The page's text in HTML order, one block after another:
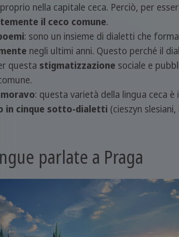
nella capitale ceca. Perciò, per
il ceco comune.
: sono un insieme di dialetti che
negli ultimi anni. Questo perché il
questa stigmatizzazione sociale e
: questa varietà della lingua ceca
in cinque sotto-dialetti (cieszyn
parlate a Praga